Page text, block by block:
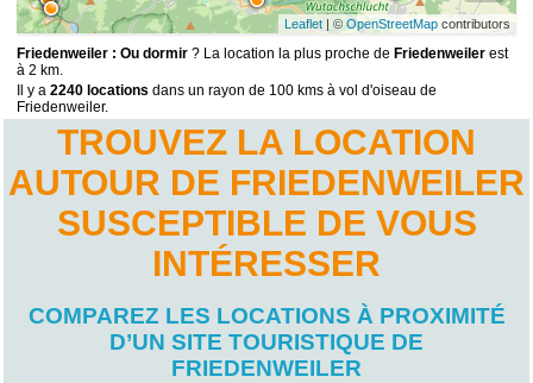
Leaflet| © OpenStreetMapcontributors
Friedenweiler : Ou dormir ? La location la plus proche de Friedenweiler est
à 2 km.
Il y a2240 locations dans un rayon de 100 kms à vol d'oiseau de
Friedenweiler.
TROUVEZ LA LOCATION
AUTOUR DE FRIEDENWEILER
SUSCEPTIBLE DE VOUS
INTÉRESSER
COMPAREZ LES LOCATIONS À PROXIMITÉ
D’UN SITE TOURISTIQUE DE
FRIEDENWEILER